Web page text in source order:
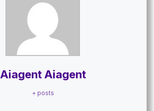
Aiagent Aiagent
+ posts